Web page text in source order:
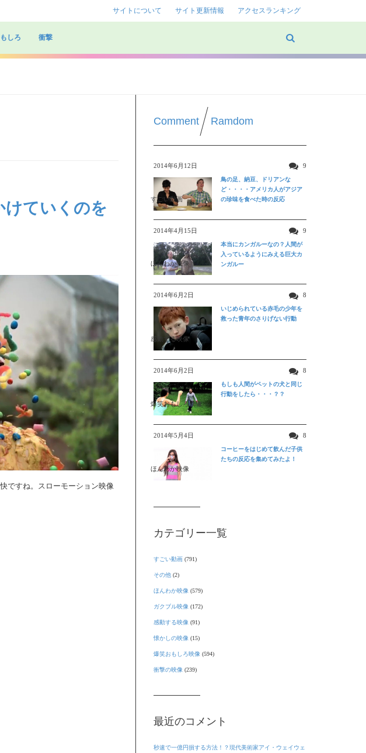
サイトについて サイト更新情報 アクセスランキング
しろ 衝撃
けていくのを
ですね。スローモーション映像
Comment Ramdom
2014年6月12日 9
すごい動画
鳥の足、納豆、ドリアンな
ど・・・・アメリカ人がアジア
の珍味を食べた時の反応
2014年4月15日 9
ほんわか映像
本当にカンガルーなの？人間が
入っているようにみえる巨大カ
ンガルー
2014年6月2日 8
感動する映像
いじめられている赤毛の少年を
救った青年のさりげない行動
2014年6月2日 8
爆笑おもしろ映像
もしも人間がペットの犬と同じ
行動をしたら・・・？？
2014年5月4日 8
ほんわか映像
コーヒーをはじめて飲んだ子供
たちの反応を集めてみたよ！
カテゴリー一覧
すごい動画 (791)
その他 (2)
ほんわか映像 (579)
ガクブル映像 (172)
感動する映像 (91)
懐かしの映像 (15)
爆笑おもしろ映像 (594)
衝撃の映像 (239)
最近のコメント
秒速で一億円損する方法！？現代美術家アイ・ウェイウェ